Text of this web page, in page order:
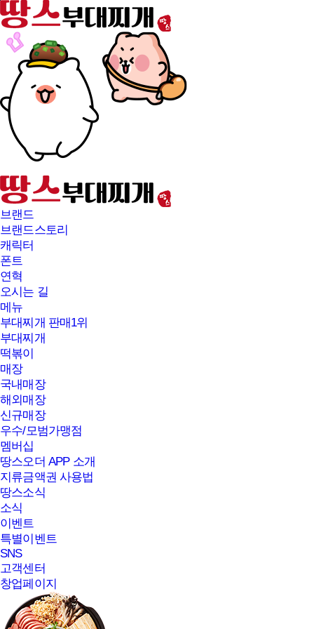
본문바로가기
브랜드
브랜드스토리
캐릭터
폰트
연혁
오시는 길
메뉴
부대찌개 판매1위
부대찌개
떡볶이
매장
국내매장
해외매장
신규매장
우수/모범가맹점
멤버십
땅스오더 APP 소개
지류금액권 사용법
땅스소식
소식
이벤트
특별이벤트
SNS
고객센터
창업페이지